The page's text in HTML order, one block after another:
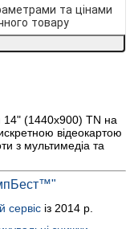
та цінами
товару
14" (1440x900) TN на
відеокартою
з мультимедіа та
сервіс із 2014 р.